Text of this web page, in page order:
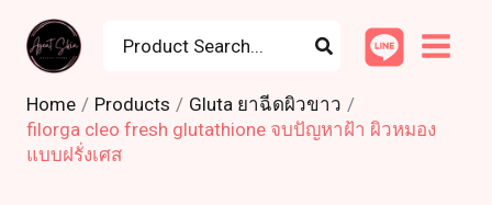
content
for:
Home Products
Gluta ยาฉีดผิวขาว
filorga cleo fresh glutathione จบปัญหาฝ้า ผิวหมอง
แบบฝรั่งเศส